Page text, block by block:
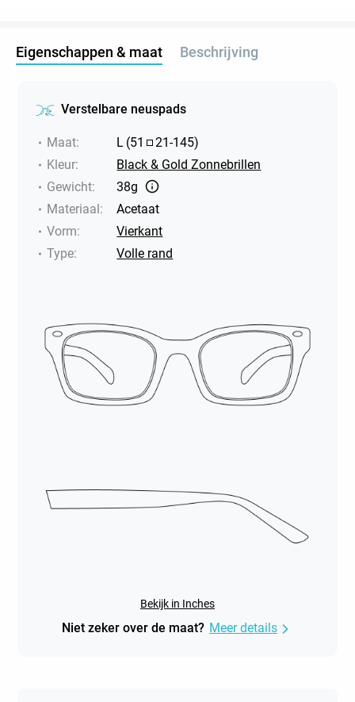
Eigenschappen & maat Beschrijving
Verstelbare neuspads
Maat: L (51 21-145)
Kleur:
Black & Gold Zonnebrillen
Gewicht:
38g
Materiaal:
Acetaat
Vorm:
Vierkant
Type: Volle rand
Bekijk in Inches
Niet zeker over de maat? Meer details